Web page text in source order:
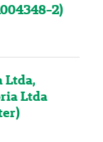
2)
Ltda,
Ltda